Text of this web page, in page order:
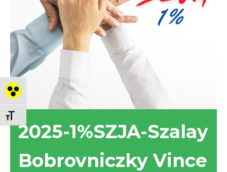
Nagy kontraszt váltása
Betűméret váltása
2025-1%SZJA-Szalay
Bobrovniczky Vince